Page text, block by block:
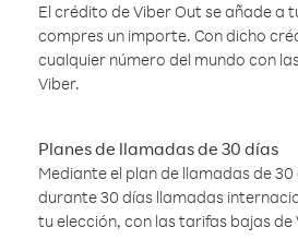
El crédito de Viber Out se añade a
compres un importe. Con dicho
cualquier número del mundo con
Viber.
Planes de llamadas de 30 días
Mediante el plan de llamadas de
durante 30 días llamadas
tu elección, con las tarifas bajas de